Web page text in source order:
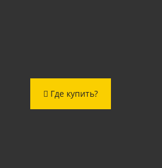
Где купить?